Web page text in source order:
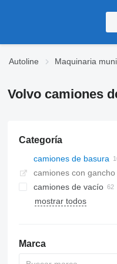
Autoline Maquinaria
Volvo camiones
Categoría
camiones de basura
camiones con gancho
camiones de vacío
mostrar todos
Marca